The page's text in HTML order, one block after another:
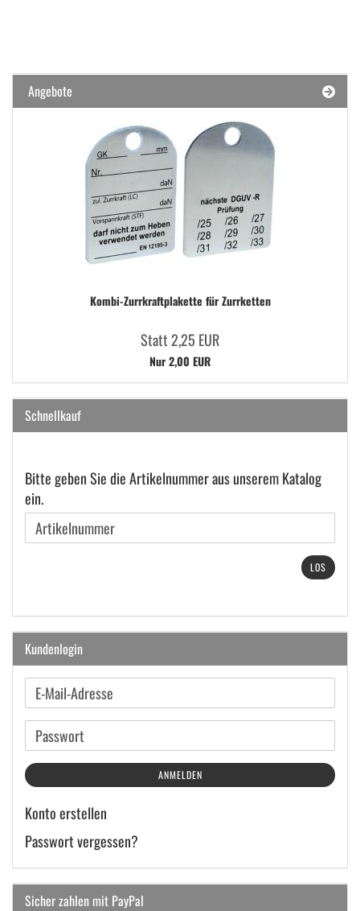
Angebote
Kombi-​Zurrkraftplakette für Zurr­ket­ten
Statt 2,25 EUR
Nur 2,00 EUR
Schnellkauf
BITTE
GEBEN
SIE
DIE
KATALOG
EIN.
Bitte geben Sie die Artikelnummer aus unserem Katalog
ein.
LOS
Kundenlogin
E-
Mail-
Adresse
Passwort
ANMELDEN
Konto erstellen
Passwort vergessen?
Sicher zahlen mit PayPal